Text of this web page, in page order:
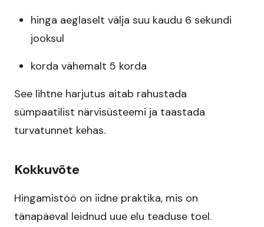
hinga aeglaselt välja suu kaudu 6 sekundi
jooksul
korda vähemalt 5 korda
See lihtne harjutus aitab rahustada
sümpaatilist närvisüsteemi ja taastada
turvatunnet kehas.
Kokkuvõte
Hingamistöö on iidne praktika, mis on
tänapäeval leidnud uue elu teaduse toel.